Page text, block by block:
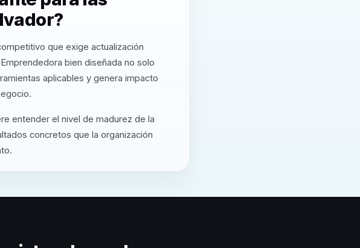
que exige actualización
bien diseñada no solo
aplicables y genera impacto
entender el nivel de madurez de la
concretos que la organización